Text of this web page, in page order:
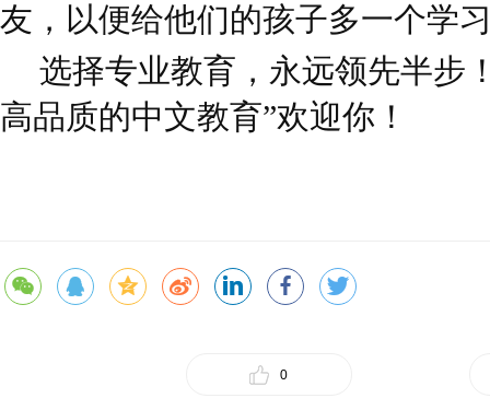
友，以便给他们的孩子多一个学
选择专业教育，永远领先半步
高品质的中文教育”欢迎你！
0